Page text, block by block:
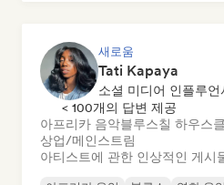
새로움
Tati Kapaya
소셜 미디어 인플루언
< 100개의 답변 제공
아프리카 음악블루스칠 하우스
상업/메인스트림
아티스트에 관한 인상적인 게시